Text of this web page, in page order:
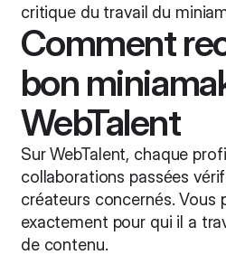
critique du travail du
Comment
bon
WebTalent
Sur WebTalent, chaque
collaborations passées
créateurs concernés. Vous
exactement pour qui il a
de contenu.